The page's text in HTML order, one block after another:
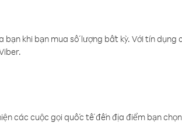
khi bạn mua số lượng bất kỳ. Với tín
các cuộc gọi quốc tế đến địa điểm bạn